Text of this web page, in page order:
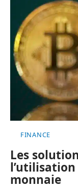
FINANCE
Les
monnaie